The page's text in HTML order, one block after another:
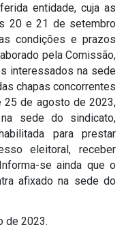
entidade, cuja as
20 e 21 de setembro
condições e prazos
pela Comissão,
interessados na sede
chapas concorrentes
de agosto de 2023,
sede do sindicato,
para prestar
eleitoral, receber
se ainda que o
afixado na sede do
de 2023.